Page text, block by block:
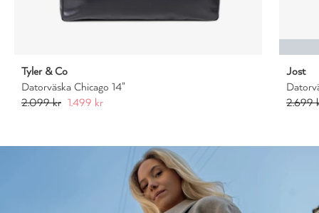
Tyler & Co
Datorväska Chicago 14"
2.099 kr 1.499 kr
Jost
2.699